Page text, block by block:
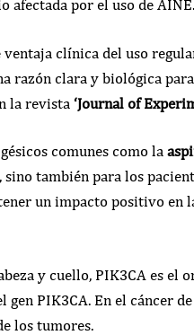
afectada por el uso de AINE.
clínica del uso
razón clara y biológica
la revista ‘Journal of
comunes como la
sino también para los
un impacto positivo en
y cuello, PIK3CA es el
PIK3CA. En el cáncer
los tumores.